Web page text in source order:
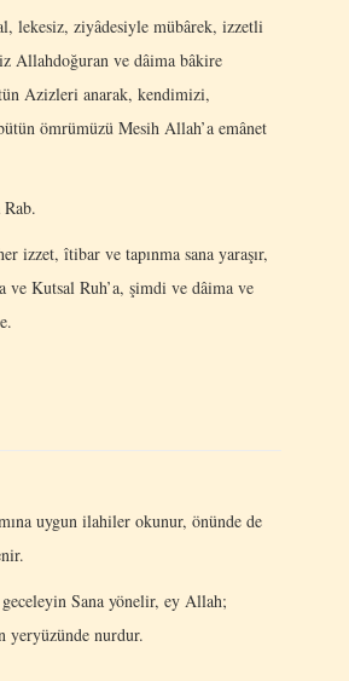
lekesiz, ziyâdesiyle mübârek, izzetli
Allahdoğuran ve dâima bâkire
Azizleri anarak, kendimizi,
ömrümüzü Mesih Allah’a emânet
izzet, îtibar ve tapınma sana yaraşır,
ve Kutsal Ruh’a, şimdi ve dâima ve
uygun ilahiler okunur, önünde de
Sana yönelir, ey Allah;
yeryüzünde nurdur.